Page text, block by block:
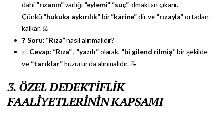
dahi “rızanın”varlığı “eylemi” “suç”olmaktan çıkarır.
Çünkü “hukuka aykırılık”bir “karine”dir ve “rızayla”ortadan
kalkar. ⚖️
❓Soru: “Rıza”nasıl alınmalıdır?
✅ Cevap: “Rıza”, “yazılı”olarak, “bilgilendirilmiş”bir şekilde
ve “tanıklar”huzurunda alınmalıdır. 📝
3. ÖZEL DEDEKTİFLİK
FAALİYETLERİNİN KAPSAMI